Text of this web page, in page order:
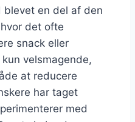
blevet en del af den
det ofte
snack eller
velsmagende,
at reducere
har taget
med